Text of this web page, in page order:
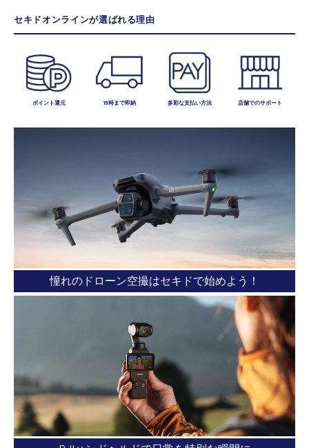
サポート・Q&A / 法人・学生のお客様
取扱店舗一覧
SEKIDO 会社概要
セキドオンラインが選ばれる理由
ポイント還元 15時まで即納 多彩な支払い方法 店舗でのサポート
憧れのドローン空撮はセキドで始めよう！